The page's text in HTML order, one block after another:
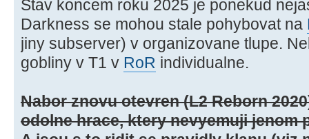
Stav koncem roku 2025 je ponekud
Darkness se mohou stale pohybovat na
jiny subserver) v organizovane tlupe.
gobliny v T1 v RoR individualne.
Nabor znovu otevren (L2 Reborn
odolne hrace, ktery nevyemuji jenom